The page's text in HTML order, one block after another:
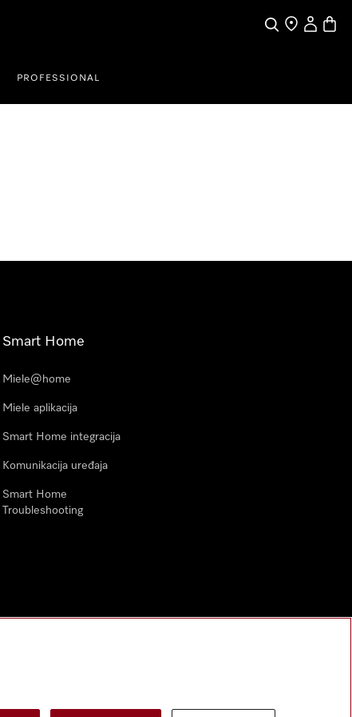
PretragaTraženjeKorisnički
PROFESSIONAL
Smart Home
Miele@home
Miele aplikacija
Smart Home integracija
Komunikacija uređaja
Smart Home
Troubleshooting